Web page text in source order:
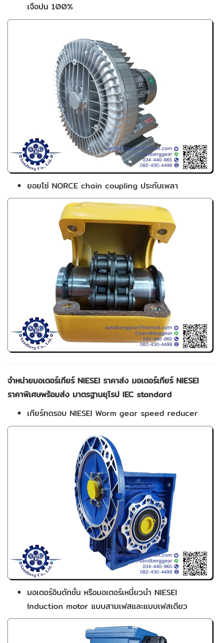
เจือปน 100%
ยอยโซ่ NORCE chain coupling ประกับเพลา
จำหน่ายมอเตอร์เกียร์ NIESEI ราคาส่ง มอเตอร์เกียร์ NIESEI
ราคาพิเศษพร้อมส่ง มาตรฐานยุโรป IEC standard
เกียร์ทดรอบ NIESEI Worm gear speed reducer
มอเตอร์อินดักชั่น หรือมอเตอร์เหนี่ยวนำ NIESEI
Induction motor แบบสามเฟสและแบบเฟสเดียว